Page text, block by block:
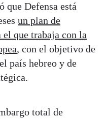
que Defensa está
un plan de
el que trabaja con la
, con el objetivo de
país hebreo y de
total de